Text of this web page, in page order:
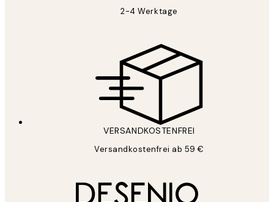
2-4 Werktage
VERSANDKOSTENFREI
Versandkostenfrei ab 59 €